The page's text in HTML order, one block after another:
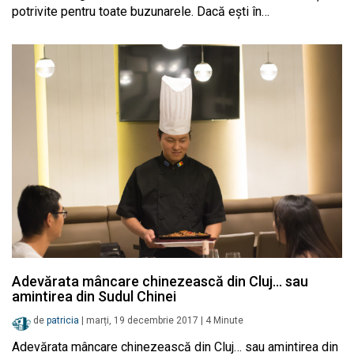
potrivite pentru toate buzunarele. Dacă eşti în…
Adevărata mâncare chinezească din Cluj… sau
amintirea din Sudul Chinei
de patricia marți, 19 decembrie 2017 4 Minute
Adevărata mâncare chinezească din Cluj… sau amintirea din